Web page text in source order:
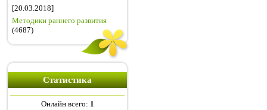
[20.03.2018]
Методики раннего развития
(4687)
Статистика
Онлайн всего: 1